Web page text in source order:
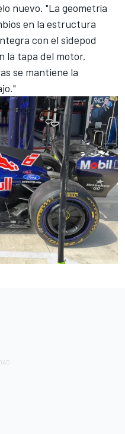
nuevo. "La geometría
en la estructura
con el sidepod
la tapa del motor.
se mantiene la